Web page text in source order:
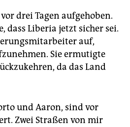
drei Tagen aufgehoben.
dass Liberia jetzt sicher sei.
auf,
Sie ermutigte
da das Land
und Aaron, sind vor
Zwei Straßen von mir